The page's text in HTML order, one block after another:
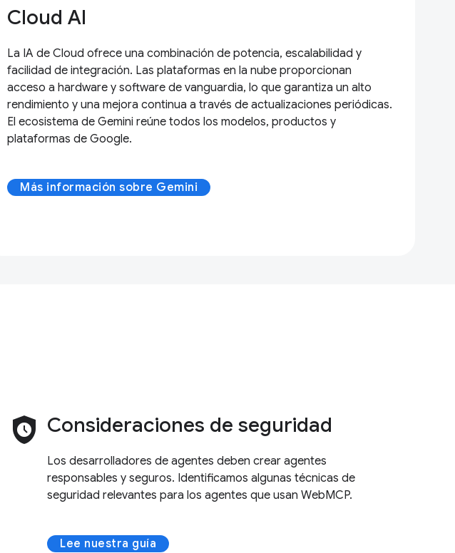
Cloud AI
La IA de Cloud ofrece una combinación de potencia, escalabilidad y
facilidad de integración. Las plataformas en la nube proporcionan
acceso a hardware y software de vanguardia, lo que garantiza un alto
rendimiento y una mejora continua a través de actualizaciones periódicas.
El ecosistema de Gemini reúne todos los modelos, productos y
plataformas de Google.
Más información sobre Gemini
safety_check Consideraciones de seguridad
Los desarrolladores de agentes deben crear agentes
responsables y seguros. Identificamos algunas técnicas de
seguridad relevantes para los agentes que usan WebMCP.
Lee nuestra guía